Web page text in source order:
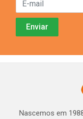
Nascemos em